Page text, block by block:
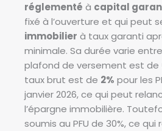
réglementé à capital
fixé à l’ouverture et qui peut
immobilier à taux garanti
minimale. Sa durée varie
plafond de versement est de
taux brut est de 2% pour les
janvier 2026, ce qui peut
l’épargne immobilière.
soumis au PFU de 30%, ce